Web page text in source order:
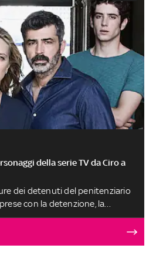
della serie TV da Ciro a
dei detenuti del penitenziario
con la detenzione, la
l'amicizia e l'amore. Ecco i
prison drama che piace tanto al